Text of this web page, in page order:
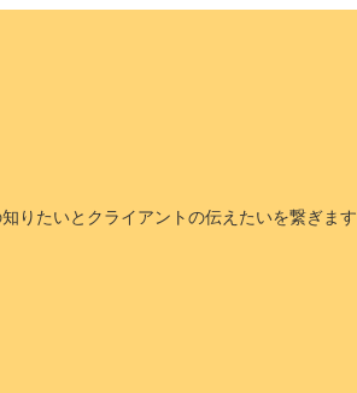
りたいとクライアントの伝えたいを繋ぎます